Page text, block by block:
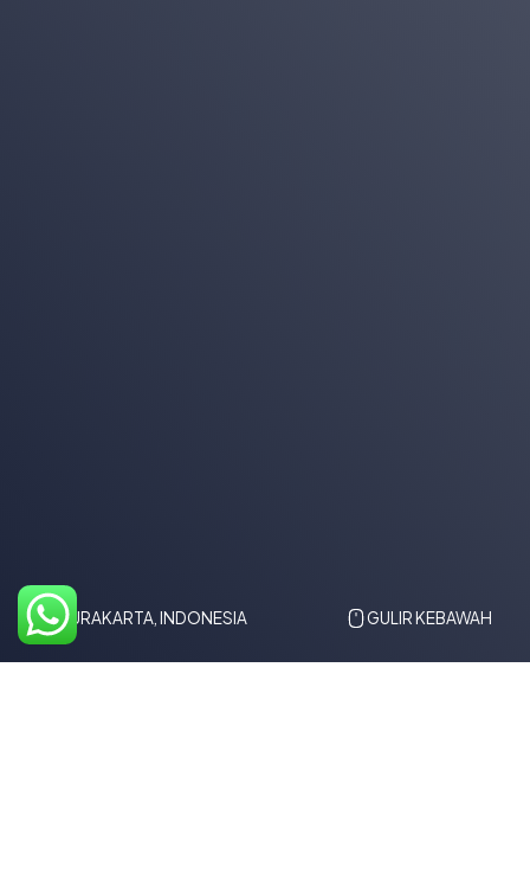
SURAKARTA, INDONESIA GULIR KEBAWAH